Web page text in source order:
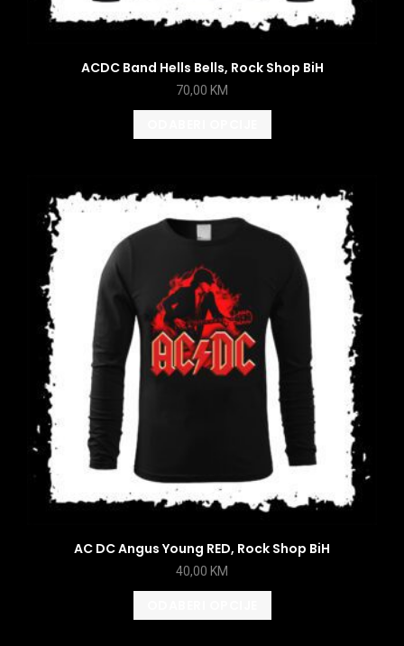
ACDC Band Hells Bells, Rock Shop BiH
70,00 KM
AC DC Angus Young RED, Rock Shop BiH
40,00 KM